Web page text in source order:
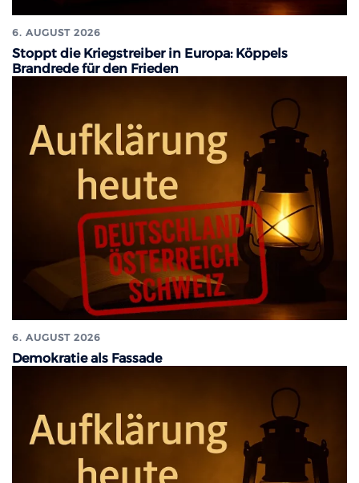
6. AUGUST 2026
Stoppt die Kriegstreiber in Europa: Köppels
Brandrede für den Frieden
6. AUGUST 2026
Demokratie als Fassade